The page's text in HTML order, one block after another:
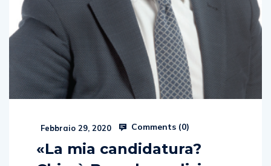
«La mia candidatura?
Chissà Bene la coalizione